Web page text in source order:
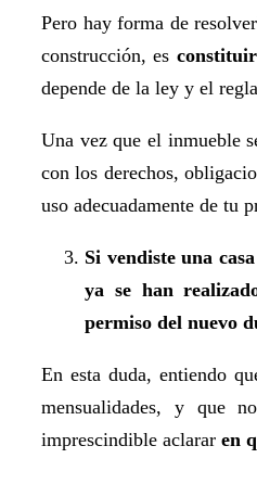
Pero hay forma de
construcción, es
depende de la ley y el
Una vez que el inmueble
con los derechos,
uso adecuadamente de tu
Si vendiste una
ya se han
permiso del nuevo
En esta duda, entiendo
mensualidades, y que
imprescindible aclarar en